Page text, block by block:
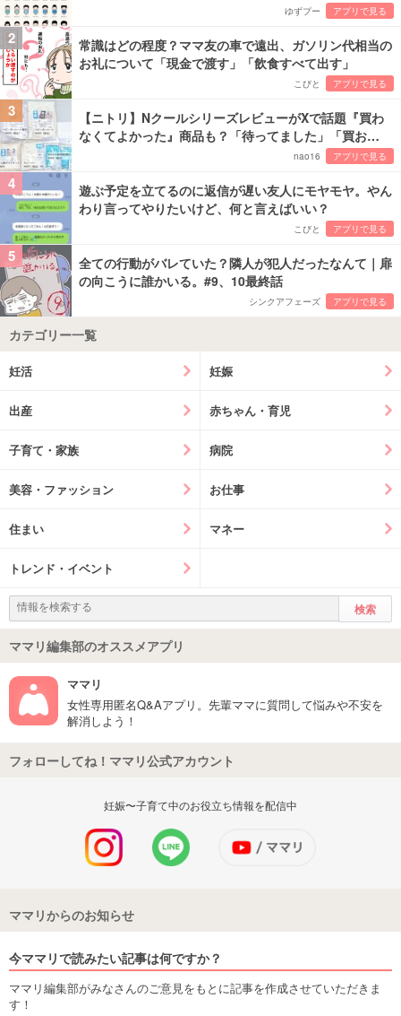
ゆずプー アプリで見る
2
常識はどの程度？ママ友の車で遠出、ガソリン代相当の
お礼について「現金で渡す」「飲食すべて出す」
こびと アプリで見る
3
【ニトリ】NクールシリーズレビューがXで話題『買わ
なくてよかった』商品も？「待ってました」「買お…
nao16 アプリで見る
4
遊ぶ予定を立てるのに返信が遅い友人にモヤモヤ。やん
わり言ってやりたいけど、何と言えばいい？
こびと アプリで見る
5
全ての行動がバレていた？隣人が犯人だったなんて｜扉
の向こうに誰かいる。#9、10最終話
シンクアフェーズ アプリで見る
カテゴリー一覧
妊活 妊娠
出産 赤ちゃん・育児
子育て・家族 病院
美容・ファッション お仕事
住まい マネー
トレンド・イベント
ママリ編集部のオススメアプリ
ママリ
女性専用匿名Q&Aアプリ。先輩ママに質問して悩みや不安を
解消しよう！
フォローしてね！ママリ公式アカウント
妊娠〜子育て中のお役立ち情報を配信中
ママリからのお知らせ
今ママリで読みたい記事は何ですか？
ママリ編集部がみなさんのご意見をもとに記事を作成させていただきま
す！